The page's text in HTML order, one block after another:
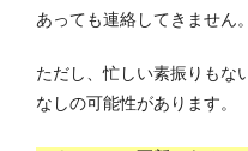
あっても連絡してきません。
ただし、忙しい素振りもな
なしの可能性があります。